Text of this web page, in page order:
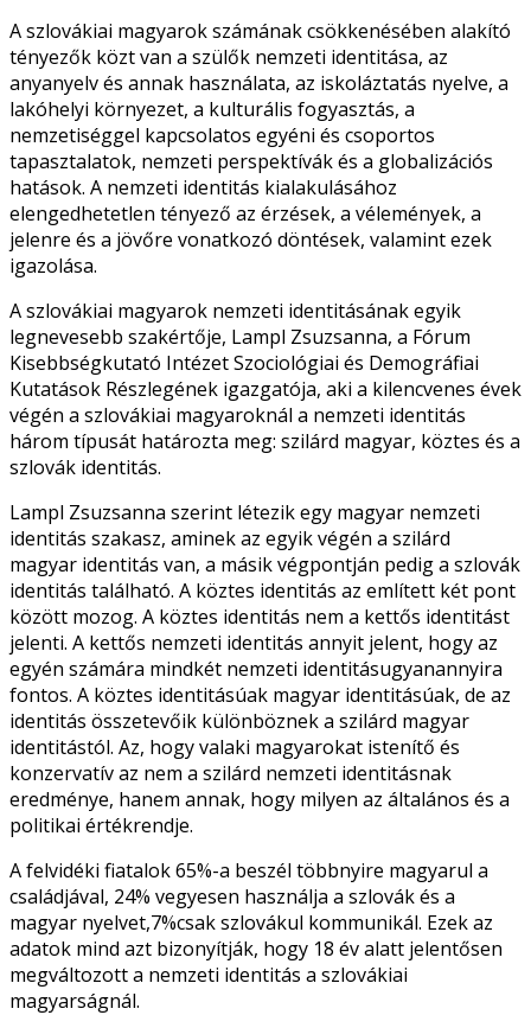
A szlovákiai magyarok számának csökkenésében alakító
tényezők közt van a szülők nemzeti identitása, az
anyanyelv és annak használata, az iskoláztatás nyelve, a
lakóhelyi környezet, a kulturális fogyasztás, a
nemzetiséggel kapcsolatos egyéni és csoportos
tapasztalatok, nemzeti perspektívák és a globalizációs
hatások. A nemzeti identitás kialakulásához
elengedhetetlen tényező az érzések, a vélemények, a
jelenre és a jövőre vonatkozó döntések, valamint ezek
igazolása.
A szlovákiai magyarok nemzeti identitásának egyik
legnevesebb szakértője, Lampl Zsuzsanna, a Fórum
Kisebbségkutató Intézet Szociológiai és Demográfiai
Kutatások Részlegének igazgatója, aki a kilencvenes évek
végén a szlovákiai magyaroknál a nemzeti identitás
három típusát határozta meg: szilárd magyar, köztes és a
szlovák identitás.
Lampl Zsuzsanna szerint létezik egy magyar nemzeti
identitás szakasz, aminek az egyik végén a szilárd
magyar identitás van, a másik végpontján pedig a szlovák
identitás található. A köztes identitás az említett két pont
között mozog. A köztes identitás nem a kettős identitást
jelenti. A kettős nemzeti identitás annyit jelent, hogy az
egyén számára mindkét nemzeti identitásugyanannyira
fontos. A köztes identitásúak magyar identitásúak, de az
identitás összetevőik különböznek a szilárd magyar
identitástól. Az, hogy valaki magyarokat istenítő és
konzervatív az nem a szilárd nemzeti identitásnak
eredménye, hanem annak, hogy milyen az általános és a
politikai értékrendje.
A felvidéki fiatalok 65%-a beszél többnyire magyarul a
családjával, 24% vegyesen használja a szlovák és a
magyar nyelvet,7%csak szlovákul kommunikál. Ezek az
adatok mind azt bizonyítják, hogy 18 év alatt jelentősen
megváltozott a nemzeti identitás a szlovákiai
magyarságnál.